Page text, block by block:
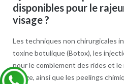
disponibles pour le
visage ?
Les techniques non chirurgicales
toxine botulique (Botox), les
pour le comblement des rides et
visage, ainsi que les peelings